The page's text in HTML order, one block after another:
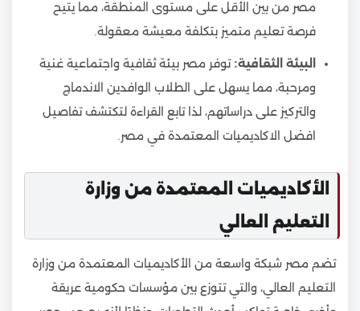
مصر من بين الأقل على مستوى المنطقة، مما يتيح
فرصة تعليم متميز بتكلفة معيشة معقولة.
البيئة الثقافية: توفر مصر بيئة ثقافية واجتماعية غنية
ومرحبة، مما يسهل على الطلاب الوافدين الاندماج
والتركيز على دراساتهم، لذا تابع القراءة لتكتشف تفاصيل
افضل الاكاديميات المعتمدة في مصر.
الأكاديميات المعتمدة من وزارة
التعليم العالي
تضم مصر شبكة واسعة من الأكاديميات المعتمدة من وزارة
التعليم العالي، والتي تتوزع بين مؤسسات حكومية عريقة